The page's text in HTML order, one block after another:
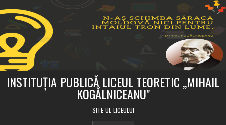
to
INSTITUȚIA PUBLICĂ LICEUL TEORETIC ,,MIHAIL
KOGĂLNICEANU"
SITE-UL LICEULUI